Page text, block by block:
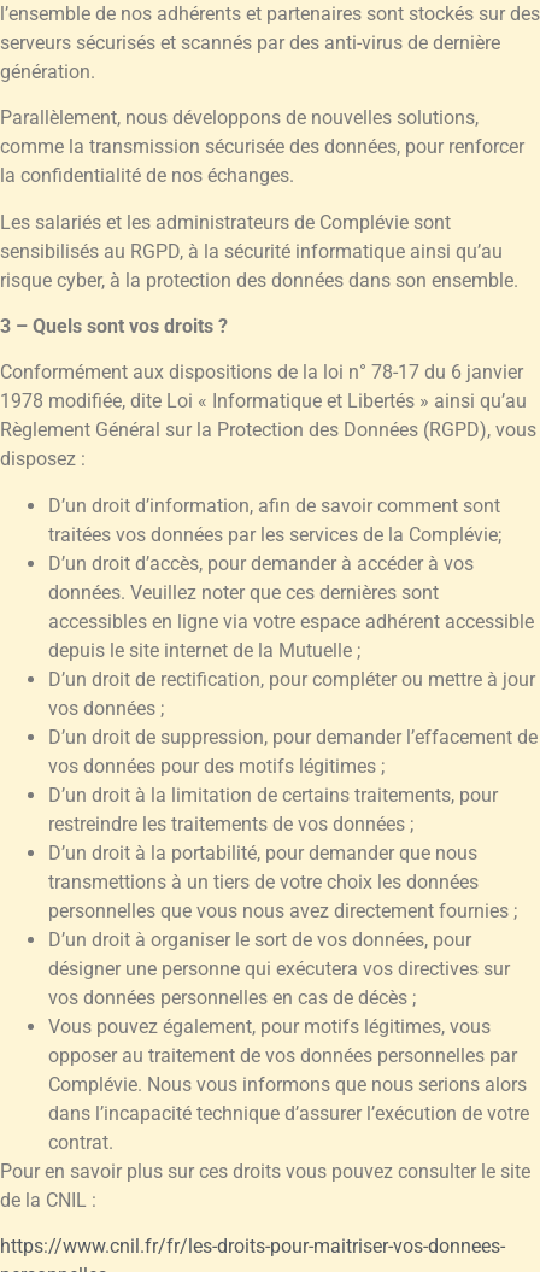
l’ensemble de nos adhérents et partenaires sont stockés sur des
serveurs sécurisés et scannés par des anti-virus de dernière
génération.
Parallèlement, nous développons de nouvelles solutions,
comme la transmission sécurisée des données, pour renforcer
la confidentialité de nos échanges.
Les salariés et les administrateurs de Complévie sont
sensibilisés au RGPD, à la sécurité informatique ainsi qu’au
risque cyber, à la protection des données dans son ensemble.
3 – Quels sont vos droits ?
Conformément aux dispositions de la loi n° 78-17 du 6 janvier
1978 modifiée, dite Loi « Informatique et Libertés » ainsi qu’au
Règlement Général sur la Protection des Données (RGPD), vous
disposez :
D’un droit d’information, afin de savoir comment sont
traitées vos données par les services de la Complévie;
D’un droit d’accès, pour demander à accéder à vos
données. Veuillez noter que ces dernières sont
accessibles en ligne via votre espace adhérent accessible
depuis le site internet de la Mutuelle ;
D’un droit de rectification, pour compléter ou mettre à jour
vos données ;
D’un droit de suppression, pour demander l’effacement de
vos données pour des motifs légitimes ;
D’un droit à la limitation de certains traitements, pour
restreindre les traitements de vos données ;
D’un droit à la portabilité, pour demander que nous
transmettions à un tiers de votre choix les données
personnelles que vous nous avez directement fournies ;
D’un droit à organiser le sort de vos données, pour
désigner une personne qui exécutera vos directives sur
vos données personnelles en cas de décès ;
Vous pouvez également, pour motifs légitimes, vous
opposer au traitement de vos données personnelles par
Complévie. Nous vous informons que nous serions alors
dans l’incapacité technique d’assurer l’exécution de votre
contrat.
Pour en savoir plus sur ces droits vous pouvez consulter le site
de la CNIL :
https://www.cnil.fr/fr/les-droits-pour-maitriser-vos-donnees-